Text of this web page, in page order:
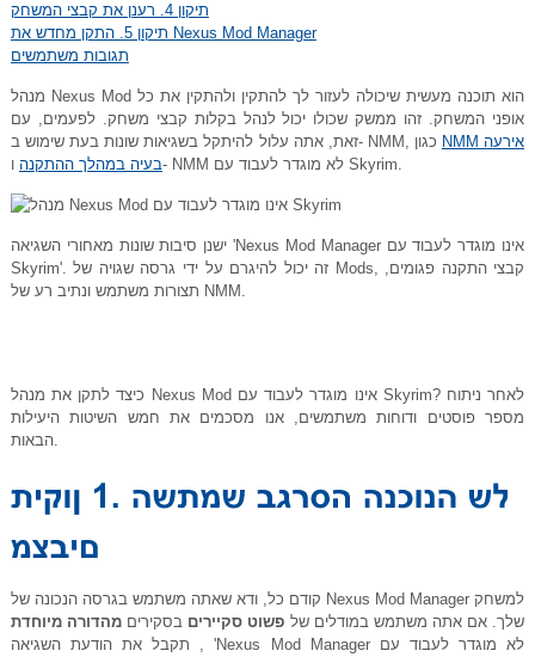
תיקון 4. רענן את קבצי המשחק
תיקון 5. התקן מחדש את Nexus Mod Manager
תגובות משתמשים
מנהל Nexus Mod הוא תוכנה מעשית שיכולה לעזור לך להתקין ולהתקין את כל
אופני המשחק. זהו ממשק שכולו יכול לנהל בקלות קבצי משחק. לפעמים, עם
NMM אירעה
בעיה במהלך ההתקנה
ו- NMM לא מוגדר לעבוד עם Skyrim.
ישנן סיבות שונות מאחורי השגיאה 'Nexus Mod Manager אינו מוגדר לעבוד עם
Skyrim'. זה יכול להיגרם על ידי גרסה שגויה של Mods, קבצי התקנה פגומים,
תצורות משתמש ונתיב רע של NMM.
כיצד לתקן את מנהל Nexus Mod אינו מוגדר לעבוד עם Skyrim? לאחר ניתוח
מספר פוסטים ודוחות משתמשים, אנו מסכמים את חמש השיטות היעילות
הבאות.
קודם כל, ודא שאתה משתמש בגרסה הנכונה של Nexus Mod Manager למשחק
שלך. אם אתה משתמש במודלים של פשוט סקיירים בסקירים מהדורה מיוחדת
, תקבל את הודעת השגיאה 'Nexus Mod Manager לא מוגדר לעבוד עם